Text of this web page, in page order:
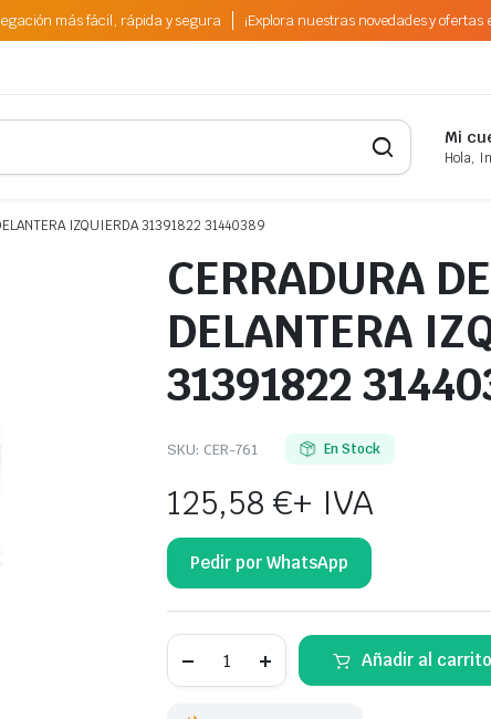
más fácil, rápida y segura ¡Explora nuestras novedades y ofertas
Mi
Hola,
IZQUIERDA 31391822 31440389
CERRADURA
DELANTERA
31391822
SKU: CER-761 En Stock
125,58€+ IVA
Pedir por WhatsApp
CERRADURA
Añadir al carrito